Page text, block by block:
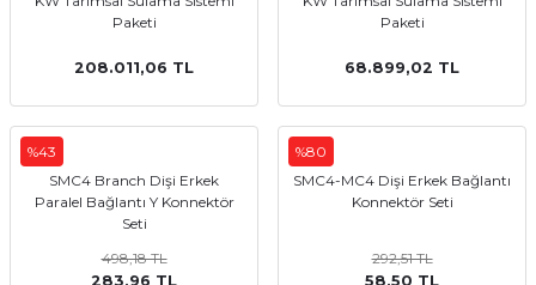
Paketi
208.011,06 TL
Paketi
68.899,02 TL
%43
SMC4 Branch Dişi Erkek
Paralel Bağlantı Y Konnektör
Seti
498,18 TL
283,96 TL
%80
SMC4-MC4 Dişi Erkek Bağlantı
Konnektör Seti
292,51 TL
58,50 TL